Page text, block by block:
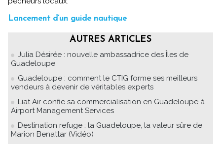
Lancement d’un guide nautique
AUTRES ARTICLES
Julia Désirée : nouvelle ambassadrice des Îles de
Guadeloupe
Guadeloupe : comment le CTIG forme ses meilleurs
vendeurs à devenir de véritables experts
Liat Air confie sa commercialisation en Guadeloupe à
Airport Management Services
Destination refuge : la Guadeloupe, la valeur sûre de
Marion Benattar (Vidéo)